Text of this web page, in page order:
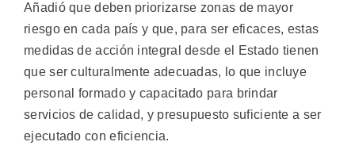
Añadió que deben priorizarse zonas de mayor
riesgo en cada país y que, para ser eficaces, estas
medidas de acción integral desde el Estado tienen
que ser culturalmente adecuadas, lo que incluye
personal formado y capacitado para brindar
servicios de calidad, y presupuesto suficiente a ser
ejecutado con eficiencia.